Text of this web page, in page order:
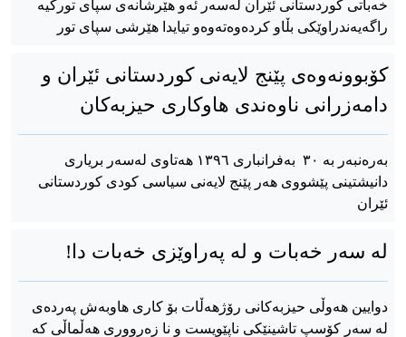
خەباتی کوردستانی ئێران لەسەر ئەو هێرشانەی سپای تورکیە
راگەیەندراوێکی بڵاو کردەوەتەوەو تیایدا هێرشی سپای تور
کۆبوونەوەی پێنج لایەنی کوردستانی ئێران و
دامەزرانی ناوەندی هاوکاری حیزبەکان
بەرەنبەر بە ٣٠ بەفرانباری ١٣٩٦ هەتاوی لەسەر بریاری
دانیشتینی پێشووی هەر پێنج لایەنی سیاسی کودی کوردستانی
ئێران
لە سەر خەبات و لە پەراوێزی خەبات دا!
دوایین هەوڵی حیزبەکانی رۆژهەڵات بۆ کاری هاوبەش پەردەی
لە سەر کۆسپ تاشینێکی ناپێویست و نا زەرووری هەڵماڵی کە